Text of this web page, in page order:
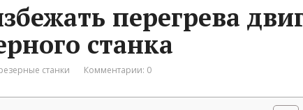
перегрева
станка
станки Комментарии: 0